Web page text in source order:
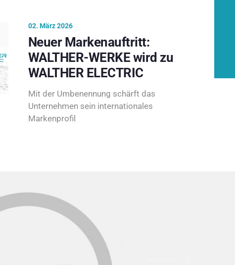
02. März 2026
Neuer Markenauftritt:
WALTHER-WERKE wird zu
WALTHER ELECTRIC
Mit der Umbenennung schärft das
Unternehmen sein internationales
Markenprofil